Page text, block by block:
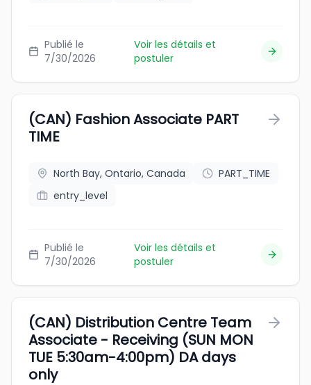
Publié le
7/30/2026
Voir les détails et
postuler
(CAN) Fashion Associate PART
TIME
North Bay, Ontario, Canada
PART_TIME
entry_level
Publié le
7/30/2026
Voir les détails et
postuler
(CAN) Distribution Centre Team
Associate - Receiving (SUN MON
TUE 5:30am-4:00pm) DA days
only